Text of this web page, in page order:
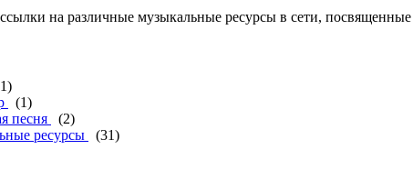
на различные музыкальные ресурсы в сети,
(1)
песня
(2)
ресурсы
(31)